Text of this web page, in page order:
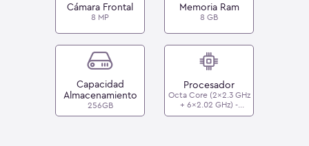
Cámara Frontal
8 MP
Memoria Ram
8 GB
Capacidad
Almacenamiento
256GB
Procesador
Octa Core (2x2.3 GHz
+ 6x2.02 GHz) -
Qualcomm